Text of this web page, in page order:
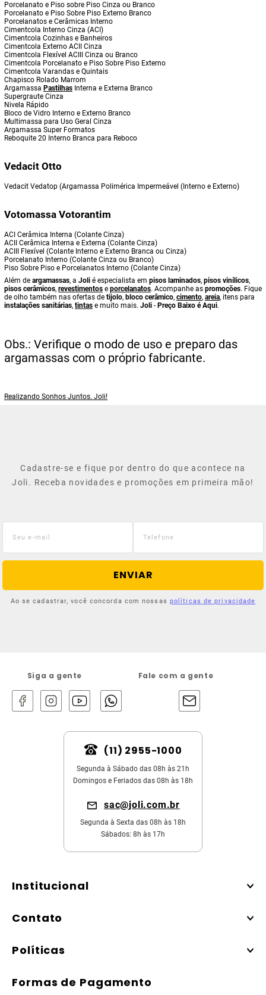
Porcelanato e Piso sobre Piso Cinza ou Branco
Porcelanato e Piso Sobre Piso Externo Branco
Porcelanatos e Cerâmicas Interno
Cimentcola Interno Cinza (ACI)
Cimentcola Cozinhas e Banheiros
Cimentcola Externo ACII Cinza
Cimentcola Flexível ACIII Cinza ou Branco
Cimentcola Porcelanato e Piso Sobre Piso Externo
Cimentcola Varandas e Quintais
Chapisco Rolado Marrom
Argamassa Pastilhas Interna e Externa Branco
Supergraute Cinza
Nivela Rápido
Bloco de Vidro Interno e Externo Branco
Multimassa para Uso Geral Cinza
Argamassa Super Formatos
Reboquite 20 Interno Branca para Reboco
Vedacit Otto
Vedacit Vedatop (Argamassa Polimérica Impermeável (Interno e Externo)
Votomassa Votorantim
ACI Cerâmica Interna (Colante Cinza)
ACII Cerâmica Interna e Externa (Colante Cinza)
ACIII Flexível (Colante Interno e Externo Branca ou Cinza)
Porcelanato Interno (Colante Cinza ou Branco)
Piso Sobre Piso e Porcelanatos Interno (Colante Cinza)
Além de argamassas, a Joli é especialista em pisos laminados, pisos vinílicos,
pisos cerâmicos, revestimentos e porcelanatos. Acompanhe as promoções. Fique
de olho também nas ofertas de tijolo, bloco cerâmico, cimento, areia, itens para
instalações sanitárias, tintas e muito mais. Joli - Preço Baixo é Aqui.
Obs.: Verifique o modo de uso e preparo das
argamassas com o próprio fabricante.
Realizando Sonhos Juntos. Joli!
Cadastre-se e fique por dentro do que acontece na
Joli. Receba novidades e promoções em primeira mão!
ENVIAR
Ao se cadastrar, você concorda com nossas políticas de privacidade
Siga a gente Fale com a gente
(11) 2955-1000
Segunda à Sábado das 08h às 21h
Domingos e Feriados das 08h às 18h
sac@joli.com.br
Segunda à Sexta das 08h às 18h
Sábados: 8h às 17h
Institucional
Contato
Políticas
Formas de Pagamento